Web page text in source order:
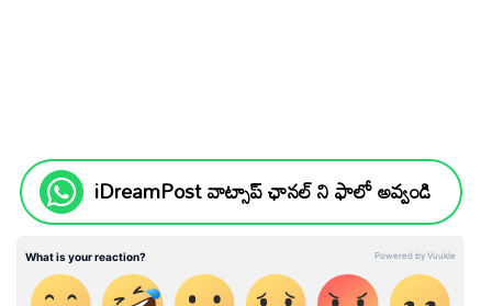
iDreamPost వాట్సాప్ ఛానల్ ని ఫాలో అవ్వండి